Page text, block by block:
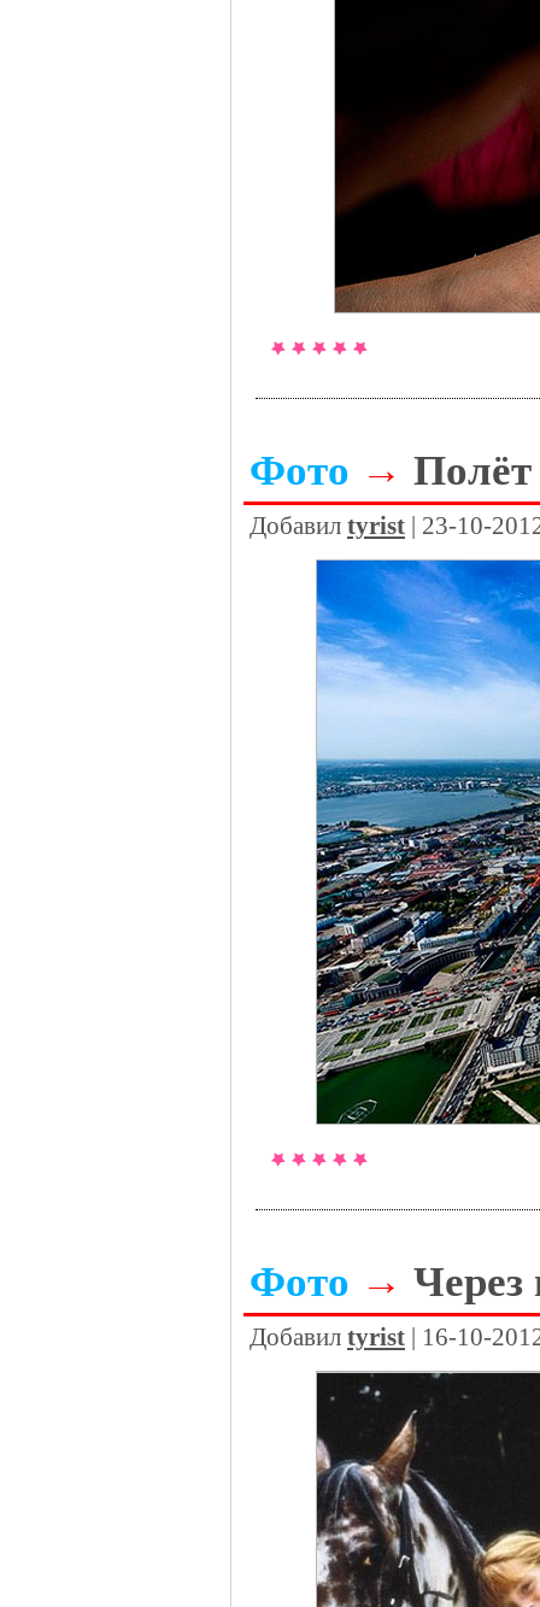
Фото →
Добавил tyrist | 23-10-
Фото → Через
Добавил tyrist | 16-10-